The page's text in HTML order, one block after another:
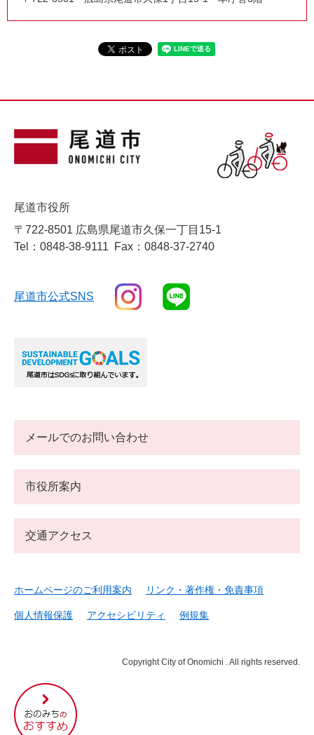
尾
道
市
尾道市役所
〒722-8501 広島県尾道市久保一丁目15-1
Tel：0848-38-9111
Fax：0848-37-2740
尾道市公式SNS
メールでのお問い合わせ
市役所案内
交通アクセス
ホームページのご利用案内 リンク・著作権・免責事項
個人情報保護 アクセシビリティ 例規集
Copyright City of Onomichi . All rights reserved.